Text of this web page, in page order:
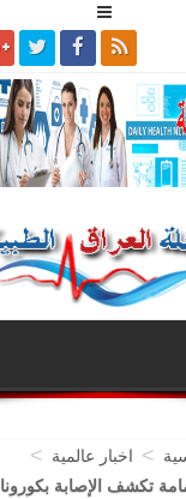
> اخبار عالمية >
تكشف الإصابة بكورونا